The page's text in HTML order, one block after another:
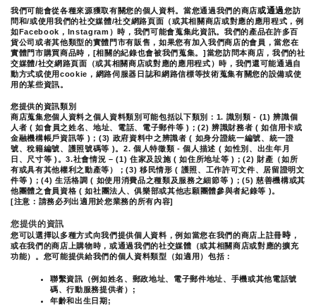
我們可能會從各種來源獲取有關您的個人資料。當您通過我們的商店或通過您訪
問和/或使用我們的社交媒體/社交網路頁面（或其相關商店或對應的應用程式，例
如Facebook，Instagram）時，我們可能會蒐集此資訊。我們的產品在許多百
貨公司或者其他類型的實體門市有販售，如果您有加入我們商店的會員，當您在
實體門市購買商品時，[相關的紀錄也會被我們蒐集。]當您訪問本商店，我們的社
交媒體/社交網路頁面（或其相關商店或對應的應用程式）時，我們還可能通過自
動方式或使用cookie，網路伺服器日誌和網路信標等技術蒐集有關您的設備或使
用的某些資訊。
您提供的資訊類別
商店蒐集您個人資料之個人資料類別可能包括以下類別：1. 識別類 - (1) 辨識個
人者 ( 如會員之姓名、地址、電話、電子郵件等 )；(2) 辨識財務者 ( 如信用卡或
金融機構帳戶資訊等 )；(3) 政府資料中之辨識者 ( 如身分證統一編號、統一證
號、稅籍編號、護照號碼等 )。2. 個人特徵類 - 個人描述 ( 如性別、出生年月
日、尺寸等 )。3.社會情況 – (1) 住家及設施 ( 如住所地址等 )；(2) 財產（如所
有或具有其他權利之動產等）；(3) 移民情形 ( 護照、工作許可文件、居留證明文
件等 )；(4) 生活格調 ( 如使用消費品之種類及服務之細節等 )；(5) 慈善機構或其
他團體之會員資格 ( 如社團法人、俱樂部或其他志願團體參與者紀錄等 )。
[注意：請務必列出適用於您業務的所有內容]
您提供的資訊
您可以選擇以多種方式向我們提供個人資料，例如當您在我們的商店上註冊時，
或在我們的商店上購物時，或通過我們的社交媒體（或其相關商店或對應的擴充
功能）。您可能提供給我們的個人資料類型（如適用）包括：
聯繫資訊（例如姓名、郵政地址、電子郵件地址、手機或其他電話號
碼、行動服務提供者）;
年齡和出生日期;